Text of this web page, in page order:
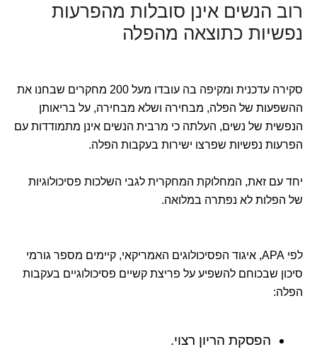
רוב הנשים אינן סובלות מהפרעות
נפשיות כתוצאה מהפלה
סקירה עדכנית ומקיפה בה עובדו מעל 200 מחקרים שבחנו את
ההשפעות של הפלה, מבחירה ושלא מבחירה, על בריאותן
הנפשית של נשים, העלתה כי מרבית הנשים אינן מתמודדות עם
הפרעות נפשיות שפרצו ישירות בעקבות הפלה.
יחד עם זאת, המחלוקת המחקרית לגבי השלכות פסיכולוגיות
של הפלות לא נפתרה במלואה.
לפי APA, איגוד הפסיכולוגים האמריקאי, קיימים מספר גורמי
סיכון שבכוחם להשפיע על פריצת קשיים פסיכולוגיים בעקבות
הפלה:
הפסקת הריון רצוי.